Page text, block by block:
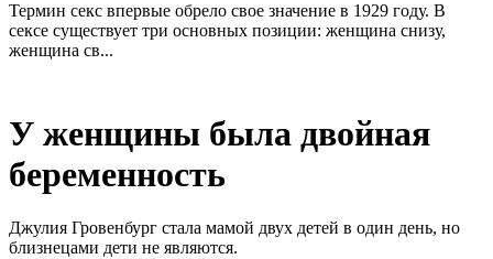
Термин секс впервые обрело свое значение в 1929 году. В
сексе существует три основных позиции: женщина снизу,
женщина св...
У женщины была двойная
беременность
Джулия Гровенбург стала мамой двух детей в один день, но
близнецами дети не являются.